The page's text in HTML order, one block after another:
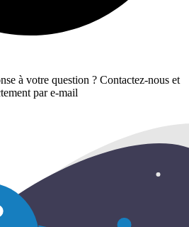
à votre question ? Contactez-nous et
par e-mail